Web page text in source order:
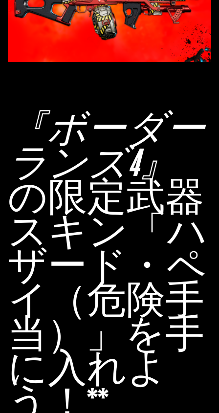
『ボーダー
ランズ4』
の限定武器
スキン「ハ
ザード・ペ
イ（危険手
当）」を手
に入れよ
う！**